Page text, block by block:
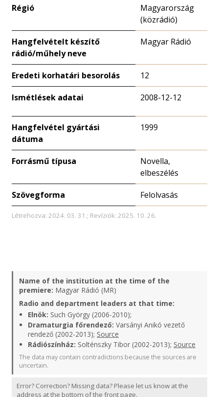
Régió
Magyarország
(közrádió)
Hangfelvételt készítő
rádió/műhely neve
Magyar Rádió
Eredeti korhatári besorolás 12
Ismétlések adatai 2008-12-12
Hangfelvétel gyártási
dátuma
1999
Forrásmű típusa
Novella,
elbeszélés
Szövegforma Felolvasás
Létrehozva: 2024. 03. 31.; Revíziók: 2025. 10. 26.
Name of the institution at the time of the
premiere: Magyar Rádió (MR)
Radio and department leaders at that time:
Elnök: Such György (2006-2010);
Dramaturgia főrendező: Varsányi Anikó vezető
rendező (2002-2013); Source
Rádiószínház: Solténszky Tibor (2002-2013); Source
The data may contain contradictions because the sources are
uncertain.
Error? Correction? Missing data? Please let us know at the
address at the bottom of the front page.